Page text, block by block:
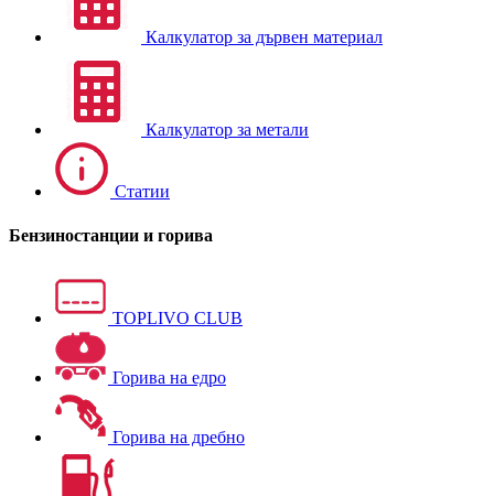
Калкулатор за дървен материал
Калкулатор за метали
Статии
Бензиностанции и горива
TOPLIVO CLUB
Горива на едро
Горива на дребно